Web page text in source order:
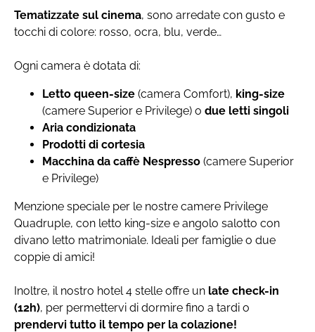
Tematizzate sul cinema, sono arredate con gusto e
tocchi di colore: rosso, ocra, blu, verde…
Ogni camera è dotata di:
Letto queen-size (camera Comfort), king-size
(camere Superior e Privilege) o due letti singoli
Aria condizionata
Prodotti di cortesia
Macchina da caffè Nespresso (camere Superior
e Privilege)
Menzione speciale per le nostre camere Privilege
Quadruple, con letto king-size e angolo salotto con
divano letto matrimoniale. Ideali per famiglie o due
coppie di amici!
Inoltre, il nostro hotel 4 stelle offre un late check-in
(12h), per permettervi di dormire fino a tardi o
prendervi tutto il tempo per la colazione!